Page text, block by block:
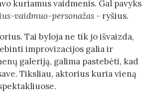
kuriamus vaidmenis. Gal pavyks
vaidmuo-personažas - ryšius.
Tai byloja ne tik jo išvaizda,
improvizacijos galia ir
galeriją, galima pastebėti, kad
Tiksliau, aktorius kuria vieną